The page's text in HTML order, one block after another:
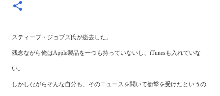
スティーブ・ジョブズ氏が逝去した。
残念ながら俺はApple製品を一つも持っていないし、iTunesも入れていな
い。
しかしながらそんな自分も、そのニュースを聞いて衝撃を受けたというの